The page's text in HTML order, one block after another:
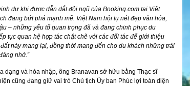
dự khi được dẫn dắt đội ngũ của Booking.com tại Việt
đang bứt phá mạnh mẽ. Việt Nam hội tụ nét đẹp văn hóa,
– những yếu tố quan trọng đã và đang chinh phục du
tục quan hệ hợp tác chặt chẽ với các đối tác để giới thiệu
này mang lại, đồng thời mang đến cho du khách những trải
nhớ.”
dạng và hòa nhập, ông Branavan sở hữu bằng Thạc sĩ
cũng đang giữ vai trò Chủ tịch Ủy ban Phúc lợi toàn diện